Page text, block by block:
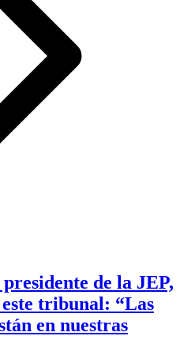
de la JEP,
tribunal: “Las
en nuestras